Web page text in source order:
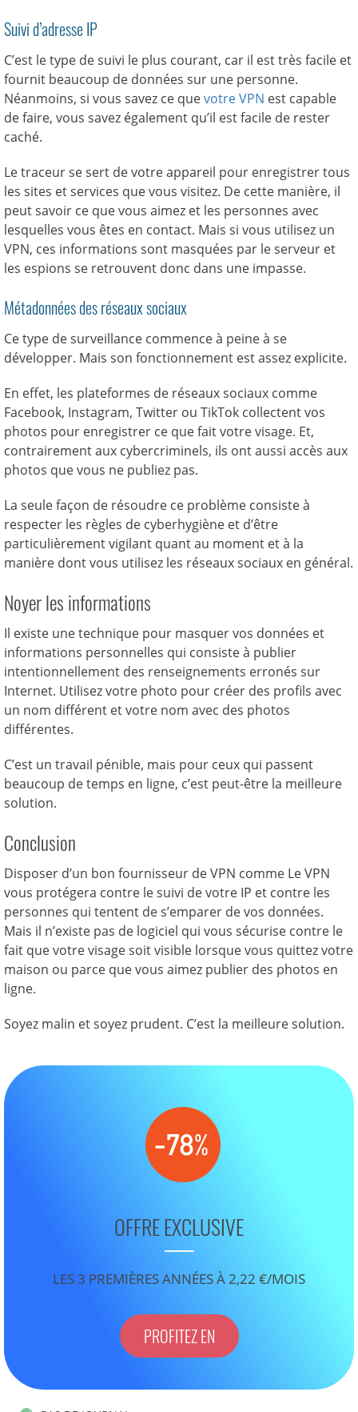
Suivi d’adresse IP
C’est le type de suivi le plus courant, car il est très facile et
fournit beaucoup de données sur une personne.
Néanmoins, si vous savez ce quevotre VPN est capable
de faire, vous savez également qu’il est facile de rester
caché.
Le traceur se sert de votre appareil pour enregistrer tous
les sites et services que vous visitez. De cette manière, il
peut savoir ce que vous aimez et les personnes avec
lesquelles vous êtes en contact. Mais si vous utilisez un
VPN, ces informations sont masquées par le serveur et
les espions se retrouvent donc dans une impasse.
Métadonnées des réseaux sociaux
Ce type de surveillance commence à peine à se
développer. Mais son fonctionnement est assez explicite.
En effet, les plateformes de réseaux sociaux comme
Facebook, Instagram, Twitter ou TikTok collectent vos
photos pour enregistrer ce que fait votre visage. Et,
contrairement aux cybercriminels, ils ont aussi accès aux
photos que vous ne publiez pas.
La seule façon de résoudre ce problème consiste à
respecter les règles de cyberhygiène et d’être
particulièrement vigilant quant au moment et à la
manière dont vous utilisez les réseaux sociaux en général.
Noyer les informations
Il existe une technique pour masquer vos données et
informations personnelles qui consiste à publier
intentionnellement des renseignements erronés sur
Internet. Utilisez votre photo pour créer des profils avec
un nom différent et votre nom avec des photos
différentes.
C’est un travail pénible, mais pour ceux qui passent
beaucoup de temps en ligne, c’est peut-être la meilleure
solution.
Conclusion
Disposer d’un bon fournisseur de VPN comme Le VPN
vous protégera contre le suivi de votre IP et contre les
personnes qui tentent de s’emparer de vos données.
Mais il n’existe pas de logiciel qui vous sécurise contre le
fait que votre visage soit visible lorsque vous quittez votre
maison ou parce que vous aimez publier des photos en
ligne.
Soyez malin et soyez prudent. C’est la meilleure solution.
OFFRE EXCLUSIVE
LES 3 PREMIÈRES ANNÉES À 2,22 €/MOIS
PROFITEZ EN